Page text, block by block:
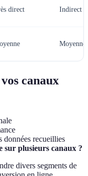
direct Indirect
Moyenne
canaux
données recueillies
sur plusieurs canaux ?
divers segments de